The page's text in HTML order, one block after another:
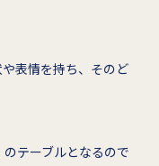
表情を持ち、そのど
テーブルとなるので